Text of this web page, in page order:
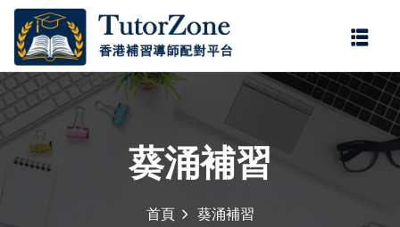
葵涌補習
首頁 葵涌補習
登錄